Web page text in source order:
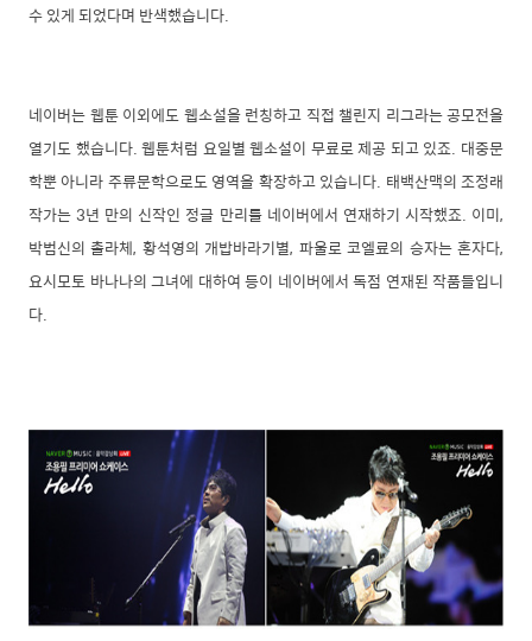
수 있게 되었다며 반색했습니다.
네이버는 웹툰 이외에도 웹소설을 런칭하고 직접 챌린지 리그라는 공모전을
열기도 했습니다. 웹툰처럼 요일별 웹소설이 무료로 제공 되고 있죠. 대중문
학뿐 아니라 주류문학으로도 영역을 확장하고 있습니다. 태백산맥의 조정래
작가는 3년 만의 신작인 정글 만리를 네이버에서 연재하기 시작했죠. 이미,
박범신의 촐라체, 황석영의 개밥바라기별, 파울로 코엘료의 승자는 혼자다,
요시모토 바나나의 그녀에 대하여 등이 네이버에서 독점 연재된 작품들입니
다.